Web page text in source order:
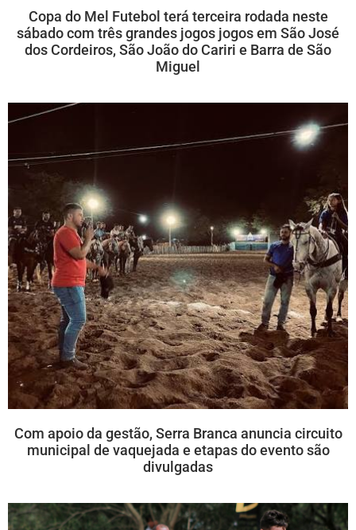
Copa do Mel Futebol terá terceira rodada neste
sábado com três grandes jogos jogos em São José
dos Cordeiros, São João do Cariri e Barra de São
Miguel
Com apoio da gestão, Serra Branca anuncia circuito
municipal de vaquejada e etapas do evento são
divulgadas